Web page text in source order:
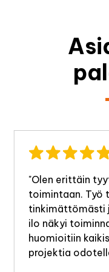
"Olen erittäin
toimintaan. Työ
tinkimättömästi
ilo näkyi
huomioitiin
projektia